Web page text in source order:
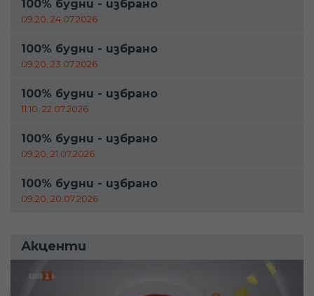
100% будни - избрано
09:20, 24.07.2026
100% будни - избрано
09:20, 23.07.2026
100% будни - избрано
11:10, 22.07.2026
100% будни - избрано
09:20, 21.07.2026
100% будни - избрано
09:20, 20.07.2026
Акценти